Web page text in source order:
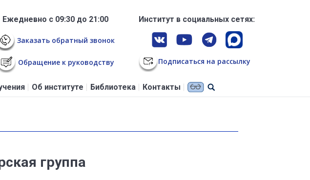
Ежедневно с 09:30 до 21:00
Заказать обратный звонок
Обращение к руководству
Институт в социальных сетях:
Подписаться на рассылку
Об институте Библиотека Контакты
группа